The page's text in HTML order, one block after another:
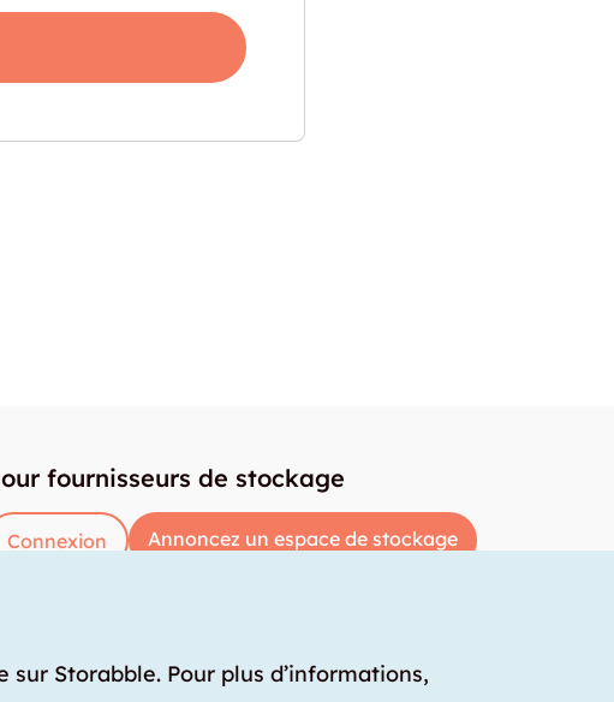
fournisseurs de stockage
Connexion Annoncez un espace de stockage
Storabble. Pour plus d’informations,